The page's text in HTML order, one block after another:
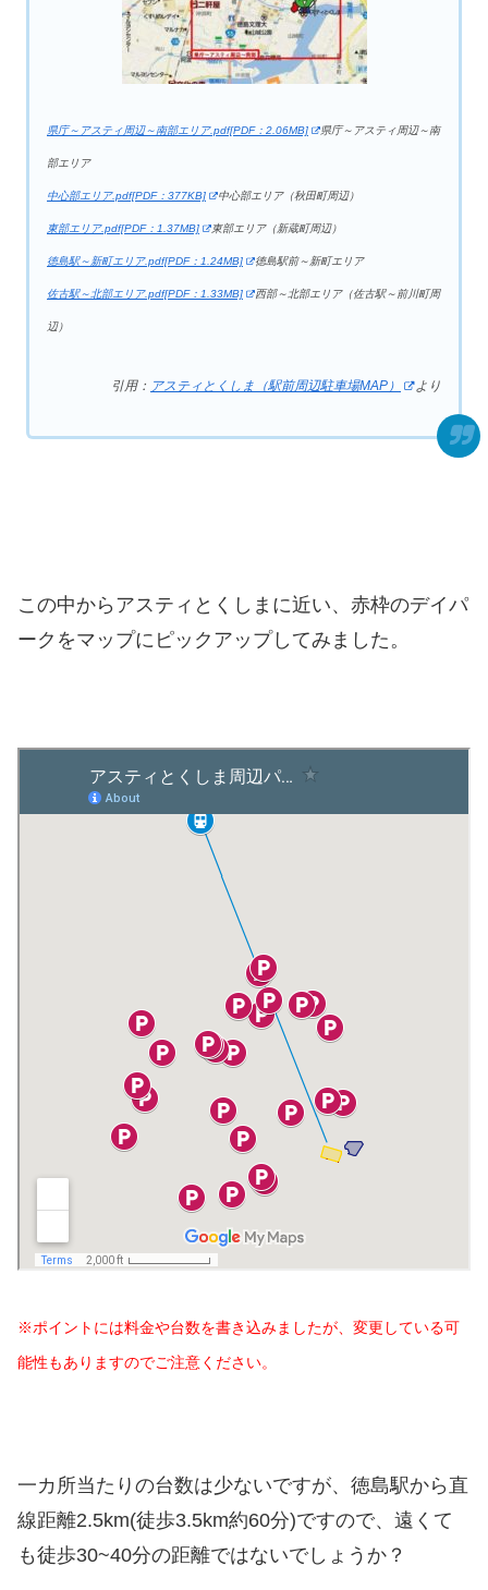
県庁～アスティ周辺～南部エリア.pdf[PDF：2.06MB] 県庁～アスティ周辺～南
部エリア
中心部エリア.pdf[PDF：377KB] 中心部エリア（秋田町周辺）
東部エリア.pdf[PDF：1.37MB] 東部エリア（新蔵町周辺）
徳島駅～新町エリア.pdf[PDF：1.24MB] 徳島駅前～新町エリア
佐古駅～北部エリア.pdf[PDF：1.33MB] 西部～北部エリア（佐古駅～前川町周
辺）
引用： アスティとくしま（駅前周辺駐車場MAP） より
この中からアスティとくしまに近い、赤枠のデイパ
ークをマップにピックアップしてみました。
※ポイントには料金や台数を書き込みましたが、変更している可
能性もありますのでご注意ください。
一カ所当たりの台数は少ないですが、徳島駅から直
線距離2.5km(徒歩3.5km約60分)ですので、遠くて
も徒歩30~40分の距離ではないでしょうか？